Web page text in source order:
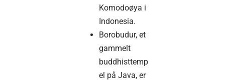
Komodoøya i
Indonesia.
Borobudur, et
gammelt
buddhisttemp
el på Java, er